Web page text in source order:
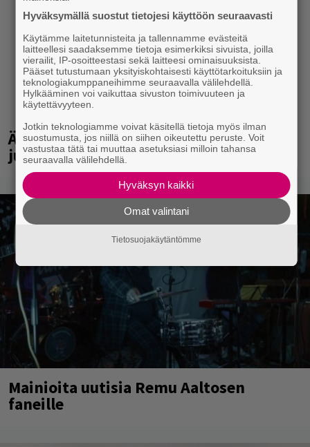
Äärimetallifestivaali Hyvinkäällä
julkisti esiintyjiä ensi vuodelle
Mainioita uutisia Remu Aaltosen
faneille
Hyväksymällä suostut tietojesi käyttöön seuraavasti
Käytämme laitetunnisteita ja tallennamme evästeitä
laitteellesi saadaksemme tietoja esimerkiksi sivuista, joilla
vierailit, IP-osoitteestasi sekä laitteesi ominaisuuksista.
Pääset tutustumaan yksityiskohtaisesti käyttötarkoituksiin ja
teknologiakumppaneihimme seuraavalla välilehdellä.
Hylkääminen voi vaikuttaa sivuston toimivuuteen ja
käytettävyyteen.
Jotkin teknologiamme voivat käsitellä tietoja myös ilman
suostumusta, jos niillä on siihen oikeutettu peruste. Voit
vastustaa tätä tai muuttaa asetuksiasi milloin tahansa
seuraavalla välilehdellä.
Hyväksyn kaikki
Omat valintani
Tietosuojakäytäntömme